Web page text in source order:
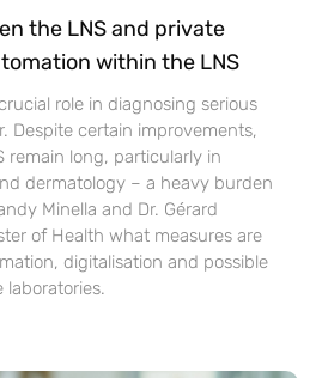
the LNS and private
within the LNS
role in diagnosing serious
Despite certain improvements,
remain long, particularly in
dermatology – a heavy burden
Minella and Dr. Gérard
of Health what measures are
digitalisation and possible